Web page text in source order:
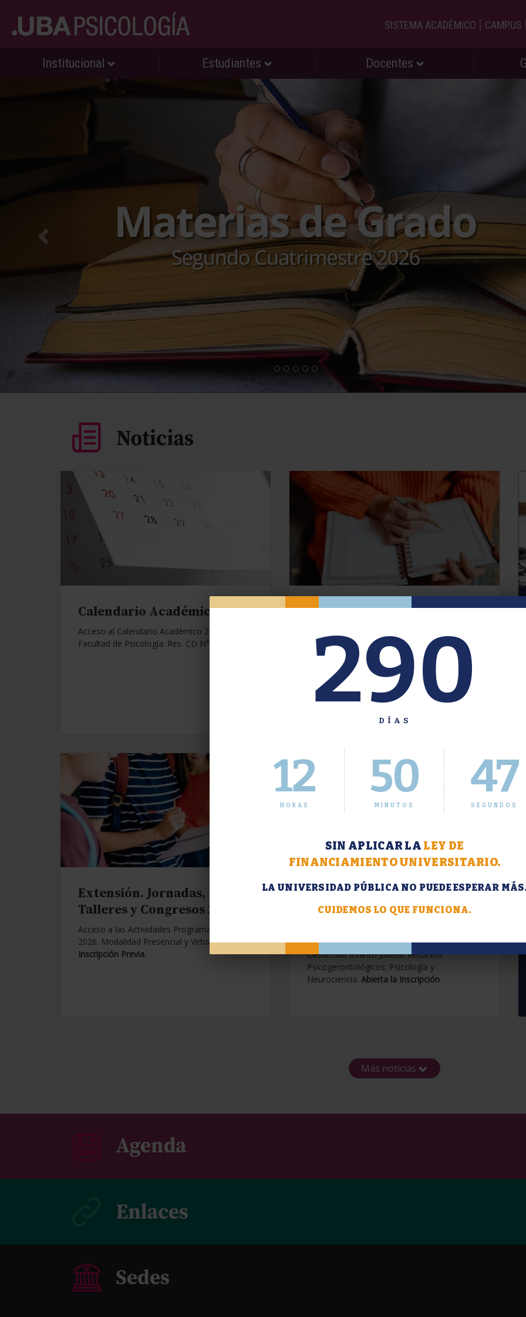
290
DÍAS
12
HORAS
50
MINUTOS
48
SEGUNDOS
SIN APLICAR LA LEY DE
FINANCIAMIENTO UNIVERSITARIO.
LA UNIVERSIDAD PÚBLICA NO PUEDE ESPERAR
CUIDEMOS LO QUE FUNCIONA.
SISTEMA ACADÉMICO | CAMPUS |
Institucional Estudiantes Docentes
Calendario Académico 2026.
Acceso al Calendario Académico 2026 de la
Facultad de Psicología. Res. CD N°1112/25.
Oferta de Grado. Segundo
Inscripción del 30 de julio al 4 de agosto a
través del Sistema Académico
Extensión. Jornadas,
Talleres y Congresos 2026.
Acceso a las Actividades Programadas para
2026. Modalidad Presencial y Virtual.Con
Inscripción Previa.
Extensión. Diplomaturas
2026.
Contemporáneas; Problemáticas en el
Desarrollo Infanto Juvenil; Recursos
Psicogerontológicos; Psicología y
Neurociencia. Abierta la Inscripción
Más noticias